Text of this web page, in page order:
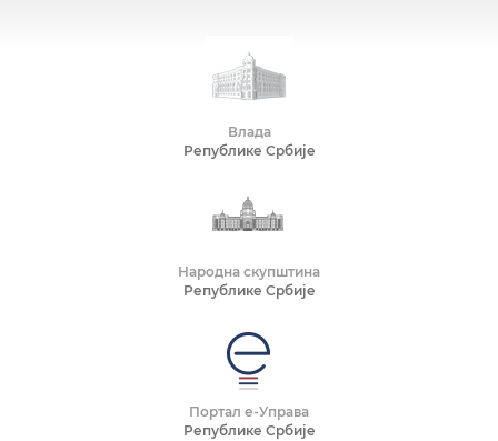
Влада
Републике Србије
Народна скупштина
Републике Србије
Портал е-Управа
Републике Србије